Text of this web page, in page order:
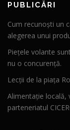
PUBLICĂRI
Cum recunoști un
alegerea unui
Piețele volante
nu o concurență.
Lecții de la piața
Alimentație locală,
parteneriatul